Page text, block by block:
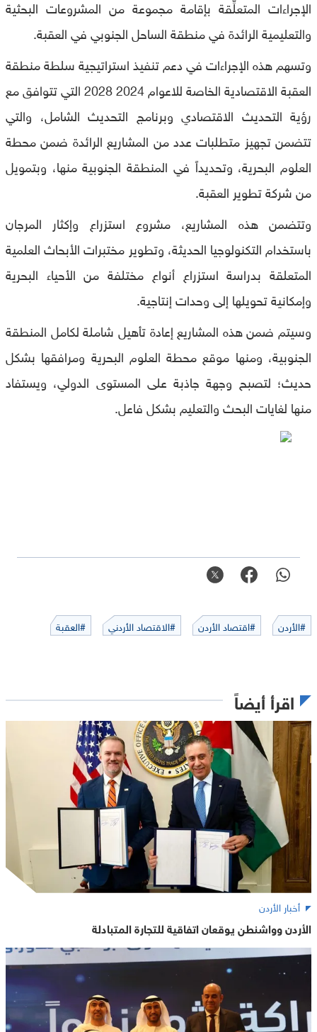
الإجراءات المتعلِّقة بإقامة مجموعة من المشروعات البحثية
والتعليمية الرائدة في منطقة الساحل الجنوبي في العقبة.
وتسهم هذه الإجراءات في دعم تنفيذ استراتيجية سلطة منطقة
العقبة الاقتصادية الخاصة للاعوام 2024 2028 التي تتوافق مع
رؤية التحديث الاقتصادي وبرنامج التحديث الشامل، والتي
تتضمن تجهيز متطلبات عدد من المشاريع الرائدة ضمن محطة
العلوم البحرية، وتحديداً في المنطقة الجنوبية منها، وبتمويل
من شركة تطوير العقبة.
وتتضمن هذه المشاريع، مشروع استزراع وإكثار المرجان
باستخدام التكنولوجيا الحديثة، وتطوير مختبرات الأبحاث العلمية
المتعلقة بدراسة استزراع أنواع مختلفة من الأحياء البحرية
وإمكانية تحويلها إلى وحدات إنتاجية.
وسيتم ضمن هذه المشاريع إعادة تأهيل شاملة لكامل المنطقة
الجنوبية، ومنها موقع محطة العلوم البحرية ومرافقها بشكل
حديث؛ لتصبح وجهة جاذبة على المستوى الدولي، ويستفاد
منها لغايات البحث والتعليم بشكل فاعل.
#الأردن #اقتصاد الأردن #الاقتصاد الأردني #العقبة
اقرأ أيضاً
أخبار الأردن
الأردن وواشنطن يوقعان اتفاقية للتجارة المتبادلة